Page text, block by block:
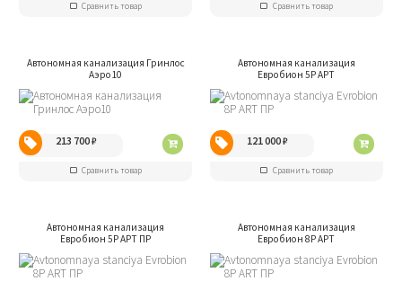
Сравнить товар Сравнить товар
Автономная канализация Гринлос
Аэро10
213 700₽
Сравнить товар
Автономная канализация
Евробион 5P АРТ
121 000₽
Сравнить товар
Автономная канализация
Евробион 5P АРТ ПР
Автономная канализация
Евробион 8P АРТ